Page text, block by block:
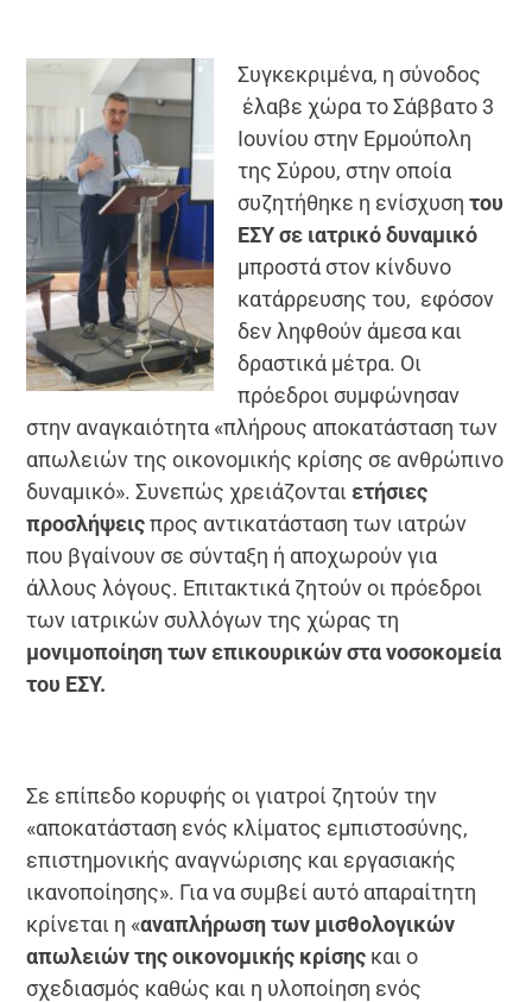
Συγκεκριμένα, η σύνοδος
έλαβε χώρα το Σάββατο 3
Ιουνίου στην Ερμούπολη
της Σύρου, στην οποία
συζητήθηκε η ενίσχυσητου
ΕΣΥ σε ιατρικό δυναμικό
μπροστά στον κίνδυνο
κατάρρευσης του, εφόσον
δεν ληφθούν άμεσα και
δραστικά μέτρα. Οι
πρόεδροι συμφώνησαν
στην αναγκαιότητα «πλήρους αποκατά­σταση των
απωλειών της οικονομικής κρίσης σε ανθρώπινο
δυναμικό». Συνεπώς χρειάζονται ετήσιες
προσλήψειςπρος αντικατάσταση των ιατρών
που βγαίνουν σε σύνταξη ή αποχωρούν για
άλλους λόγους. Επιτακτικά ζητούν οι πρόεδροι
των ιατρικών συλλόγων της χώρας τη
μονιμοποίηση των επικουρικών στα νοσοκομεία
του ΕΣΥ.
Σε επίπεδο κορυφής οι γιατροί ζητούν την
«αποκατάσταση ενός κλίματος εμπιστοσύνης,
επιστημονικής αναγνώρισης και ερ­γασιακής
ικανοποίησης». Για να συμβεί αυτό απαραίτητη
κρίνεται η «αναπλήρωση των μισθολογικών
απωλειών της οικονομικής κρίσης και ο
σχεδιασμός καθώς και η υλοποίηση ενός